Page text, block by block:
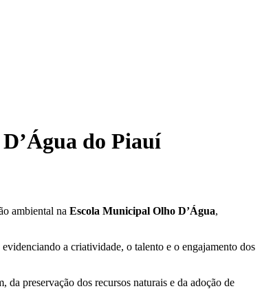
do Piauí
ambiental na Escola Municipal Olho D’Água,
a criatividade, o talento e o engajamento dos
preservação dos recursos naturais e da adoção de